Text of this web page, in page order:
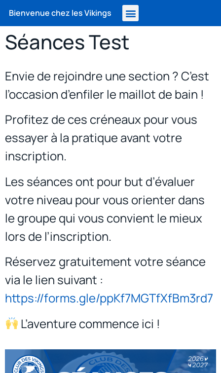
Bienvenue chez les Vikings
Séances Test
Envie de rejoindre une section ? C’est
l’occasion d’enfiler le maillot de bain !
Profitez de ces créneaux pour vous
essayer à la pratique avant votre
inscription.
Les séances ont pour but d’évaluer
votre niveau pour vous orienter dans
le groupe qui vous convient le mieux
lors de l’inscription.
Réservez gratuitement votre séance
via le lien suivant :
https://forms.gle/ppKf7MGTfXfBm3rd7
L’aventure commence ici !